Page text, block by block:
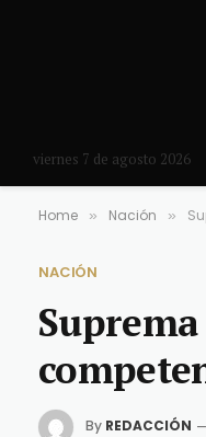
viernes 7 de agosto 2026
Home » Nación »
NACIÓN
By REDACCIÓN